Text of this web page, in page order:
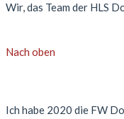
Wir, das Team der HLS
Nach oben
Ich habe 2020 die FW